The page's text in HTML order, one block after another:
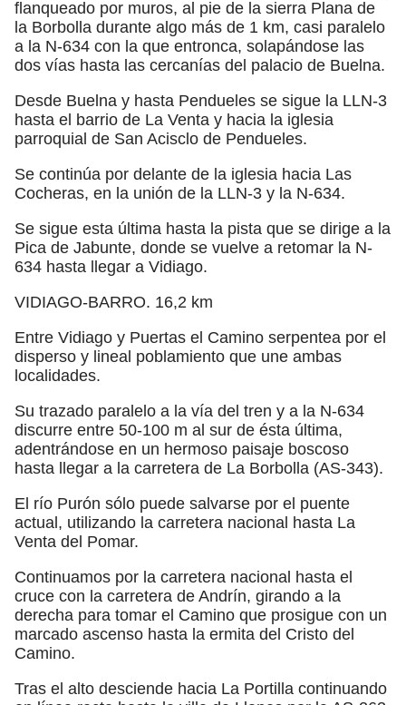
flanqueado por muros, al pie de la sierra Plana de
la Borbolla durante algo más de 1 km, casi paralelo
a la N-634 con la que entronca, solapándose las
dos vías hasta las cercanías del palacio de Buelna.
Desde Buelna y hasta Pendueles se sigue la LLN-3
hasta el barrio de La Venta y hacia la iglesia
parroquial de San Acisclo de Pendueles.
Se continúa por delante de la iglesia hacia Las
Cocheras, en la unión de la LLN-3 y la N-634.
Se sigue esta última hasta la pista que se dirige a la
Pica de Jabunte, donde se vuelve a retomar la N-
634 hasta llegar a Vidiago.
VIDIAGO-BARRO. 16,2 km
Entre Vidiago y Puertas el Camino serpentea por el
disperso y lineal poblamiento que une ambas
localidades.
Su trazado paralelo a la vía del tren y a la N-634
discurre entre 50-100 m al sur de ésta última,
adentrándose en un hermoso paisaje boscoso
hasta llegar a la carretera de La Borbolla (AS-343).
El río Purón sólo puede salvarse por el puente
actual, utilizando la carretera nacional hasta La
Venta del Pomar.
Continuamos por la carretera nacional hasta el
cruce con la carretera de Andrín, girando a la
derecha para tomar el Camino que prosigue con un
marcado ascenso hasta la ermita del Cristo del
Camino.
Tras el alto desciende hacia La Portilla continuando